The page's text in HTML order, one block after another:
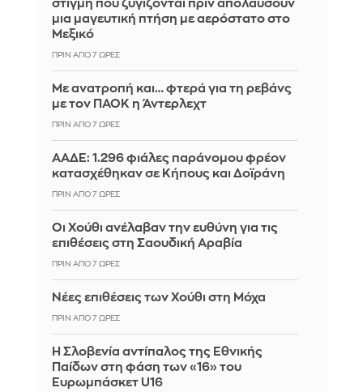
στιγμή που ζυγίζονται πριν απολαύσουν
μια μαγευτική πτήση με αερόστατο στο
Μεξικό
ΠΡΙΝ ΑΠΌ 7 ΏΡΕΣ
Με ανατροπή και… φτερά για τη ρεβάνς
με τον ΠΑΟΚ η Άντερλεχτ
ΠΡΙΝ ΑΠΌ 7 ΏΡΕΣ
ΑΑΔΕ: 1.296 φιάλες παράνομου φρέον
κατασχέθηκαν σε Κήπους και Δοϊράνη
ΠΡΙΝ ΑΠΌ 7 ΏΡΕΣ
Οι Χούθι ανέλαβαν την ευθύνη για τις
επιθέσεις στη Σαουδική Αραβία
ΠΡΙΝ ΑΠΌ 7 ΏΡΕΣ
Νέες επιθέσεις των Χούθι στη Μόχα
ΠΡΙΝ ΑΠΌ 7 ΏΡΕΣ
Η Σλοβενία αντίπαλος της Εθνικής
Παίδων στη φάση των «16» του
Ευρωμπάσκετ U16